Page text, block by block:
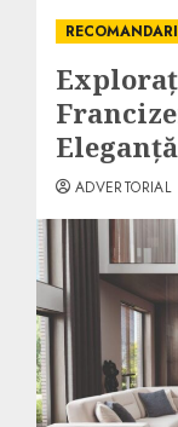
RECOMANDARI
ADVERTORIAL